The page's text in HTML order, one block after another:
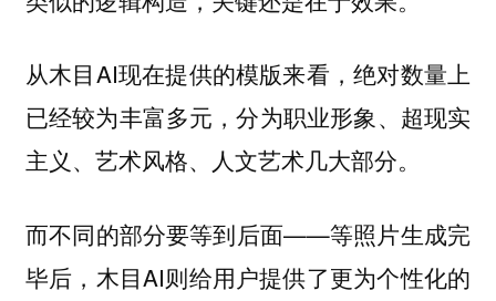
从木目AI现在提供的模版来看，绝对数量上
已经较为丰富多元，分为职业形象、超现实
主义、艺术风格、人文艺术几大部分。
而不同的部分要等到后面——等照片生成完
毕后，木目AI则给用户提供了更为个性化的